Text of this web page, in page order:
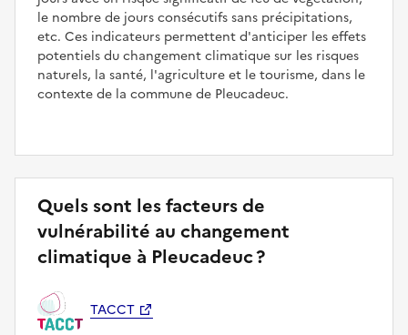
le nombre de jours consécutifs sans précipitations,
etc. Ces indicateurs permettent d'anticiper les effets
potentiels du changement climatique sur les risques
naturels, la santé, l'agriculture et le tourisme, dans le
contexte de la commune de Pleucadeuc.
Quels sont les facteurs de
vulnérabilité au changement
climatique à Pleucadeuc ?
TACCT